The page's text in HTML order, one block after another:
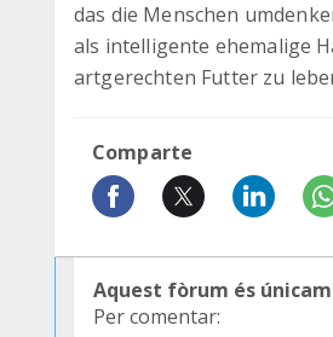
das die Menschen
als intelligente ehemalige
artgerechten Futter zu
Comparte
Aquest fòrum és
Per comentar: